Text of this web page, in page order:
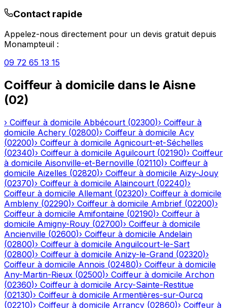
Contact rapide
Appelez-nous directement pour un devis gratuit depuis
Monampteuil :
09 72 65 13 15
Coiffeur à domicile dans le Aisne
(02)
› Coiffeur à domicile Abbécourt (02300)› Coiffeur à
domicile Achery (02800)› Coiffeur à domicile Acy
(02200)› Coiffeur à domicile Agnicourt-et-Séchelles
(02340)› Coiffeur à domicile Aguilcourt (02190)› Coiffeur
à domicile Aisonville-et-Bernoville (02110)› Coiffeur à
domicile Aizelles (02820)› Coiffeur à domicile Aizy-Jouy
(02370)› Coiffeur à domicile Alaincourt (02240)›
Coiffeur à domicile Allemant (02320)› Coiffeur à domicile
Ambleny (02290)› Coiffeur à domicile Ambrief (02200)›
Coiffeur à domicile Amifontaine (02190)› Coiffeur à
domicile Amigny-Rouy (02700)› Coiffeur à domicile
Ancienville (02600)› Coiffeur à domicile Andelain
(02800)› Coiffeur à domicile Anguilcourt-le-Sart
(02800)› Coiffeur à domicile Anizy-le-Grand (02320)›
Coiffeur à domicile Annois (02480)› Coiffeur à domicile
Any-Martin-Rieux (02500)› Coiffeur à domicile Archon
(02360)› Coiffeur à domicile Arcy-Sainte-Restitue
(02130)› Coiffeur à domicile Armentières-sur-Ourcq
(02210)› Coiffeur à domicile Arrancy (02860)› Coiffeur à